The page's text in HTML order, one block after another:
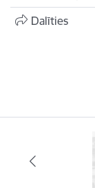
Dalīties